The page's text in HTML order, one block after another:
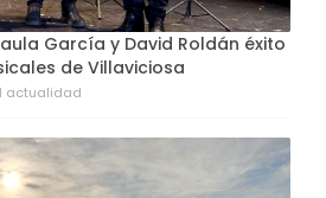
García y David Roldán éxito
de Villaviciosa
actualidad